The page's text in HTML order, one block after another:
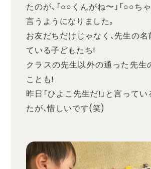
たのが、「○○くんがね〜」「○○ち
言うようになりました。
お友だちだけじゃなく、先生の名
ている子どもたち!
クラスの先生以外の通った先生
ことも!
昨日「ひよこ先生だ!」と言って
たが、惜しいです(笑)